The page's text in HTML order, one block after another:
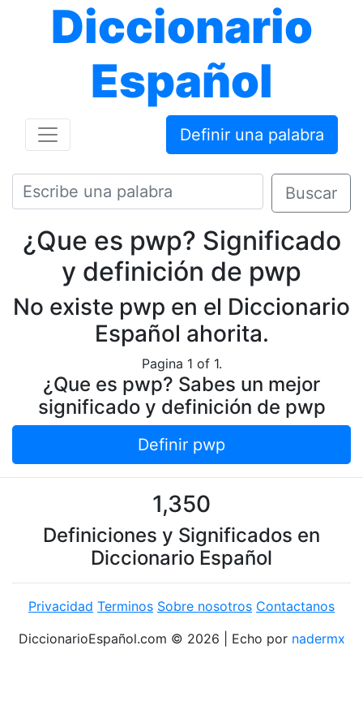
Diccionario
Español
Definir una palabra
Buscar
¿Que es pwp? Significado
y definición de pwp
No existe pwp en el Diccionario
Español ahorita.
Pagina 1 of 1.
¿Que es pwp? Sabes un mejor
significado y definición de pwp
Definir pwp
1,350
Definiciones y Significados en
Diccionario Español
Privacidad Terminos Sobre nosotros Contactanos
DiccionarioEspañol.com © 2026 | Echo por nadermx